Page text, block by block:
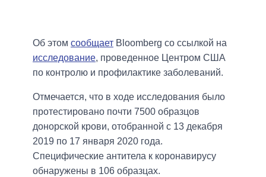
Об этом сообщает Bloomberg со ссылкой на
исследование, проведенное Центром США
по контролю и профилактике заболеваний.
Отмечается, что в ходе исследования было
протестировано почти 7500 образцов
донорской крови, отобранной с 13 декабря
2019 по 17 января 2020 года.
Специфические антитела к коронавирусу
обнаружены в 106 образцах.